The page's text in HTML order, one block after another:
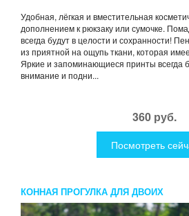
Удобная, лёгкая и вместительная
дополнением к рюкзаку или сумочке.
всегда будут в целости и сохранности!
из приятной на ощупь ткани, которая
Яркие и запоминающиеся принты всегда
внимание и подни...
360 руб.
Посмотреть
КОННАЯ ПРОГУЛКА ДЛЯ ДВОИХ